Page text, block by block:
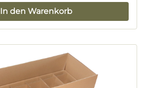
In den Warenkorb